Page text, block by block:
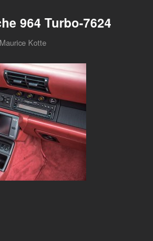
964 Turbo-7624
Maurice Kotte